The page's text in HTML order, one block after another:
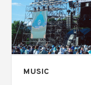
MUSIC